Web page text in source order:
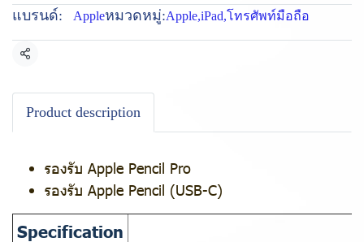
แบรนด์: Appleหมวดหมู่:Apple,iPad,โทรศัพท์มือถือ
แชร์
Product description
รองรับ Apple Pencil Pro
รองรับ Apple Pencil (USB-C)
Specification